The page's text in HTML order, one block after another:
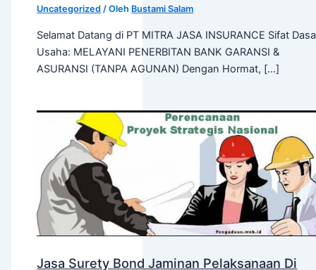
Uncategorized / Oleh Bustami Salam
Selamat Datang di PT MITRA JASA INSURANCE Sifat
Usaha: MELAYANI PENERBITAN BANK GARANSI &
ASURANSI (TANPA AGUNAN) Dengan Hormat, […]
Jasa Surety Bond Jaminan Pelaksanaan Di